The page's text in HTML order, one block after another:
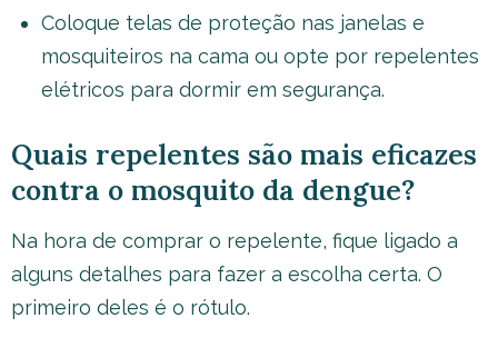
Coloque telas de proteção nas janelas e
mosquiteiros na cama ou opte por repelentes
elétricos para dormir em segurança.
Quais repelentes são mais eficazes
contra o mosquito da dengue?
Na hora de comprar o repelente, fique ligado a
alguns detalhes para fazer a escolha certa. O
primeiro deles é o rótulo.